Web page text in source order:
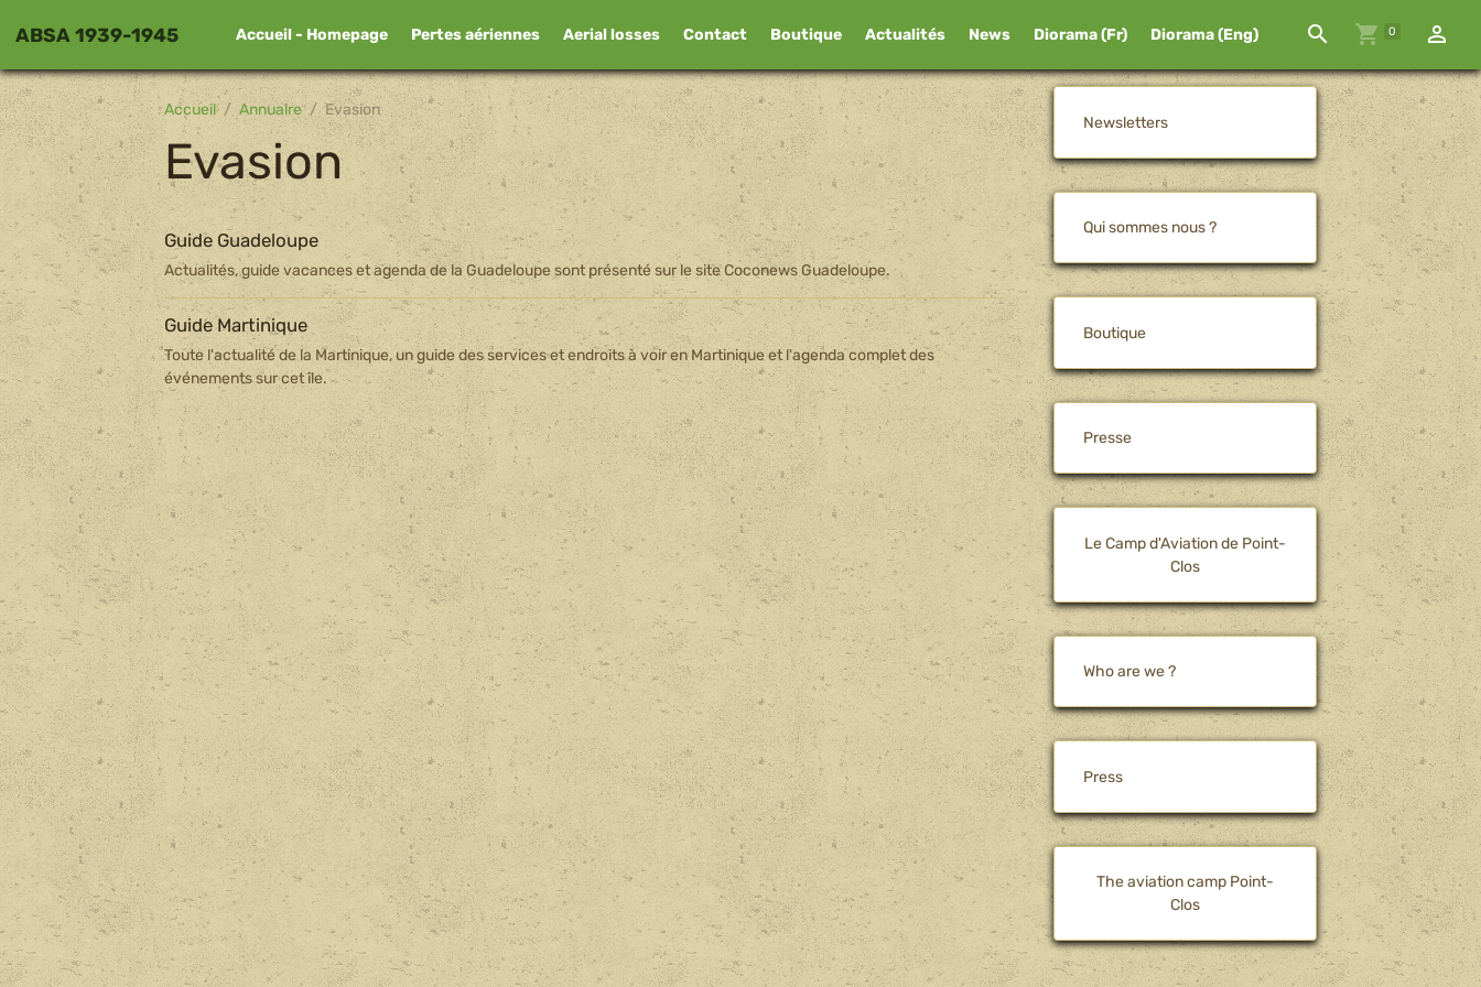
ABSA 1939-1945 Accueil - Homepage Pertes aériennes Aerial losses Contact Boutique Actualités News Diorama (Fr) Diorama (Eng) 0
Accueil Annuaire Evasion
Evasion
Guide Guadeloupe
Actualités, guide vacances et agenda de la Guadeloupe sont présenté sur le site Coconews Guadeloupe.
Guide Martinique
Toute l'actualité de la Martinique, un guide des services et endroits à voir en Martinique et l'agenda complet des
événements sur cet île.
Newsletters
Qui sommes nous ?
Boutique
Presse
Le Camp d'Aviation de Point-
Clos
Who are we ?
Press
The aviation camp Point-
Clos